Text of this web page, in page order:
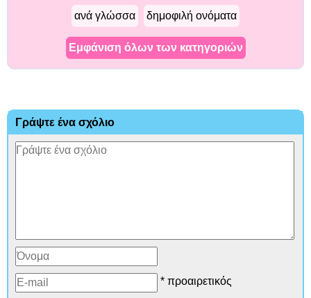
ανά γλώσσα δημοφιλή ονόματα
Εμφάνιση όλων των κατηγοριών
Γράψτε ένα σχόλιο
* προαιρετικός